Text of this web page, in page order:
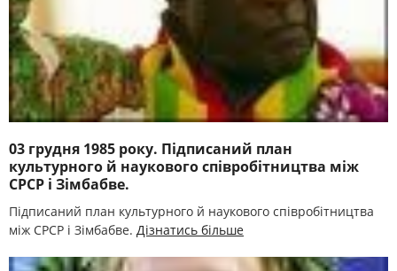
03 грудня 1985 року. Підписаний план
культурного й наукового співробітництва між
СРСР і Зімбабве.
Підписаний план культурного й наукового співробітництва
між СРСР і Зімбабве. Дізнатись більше